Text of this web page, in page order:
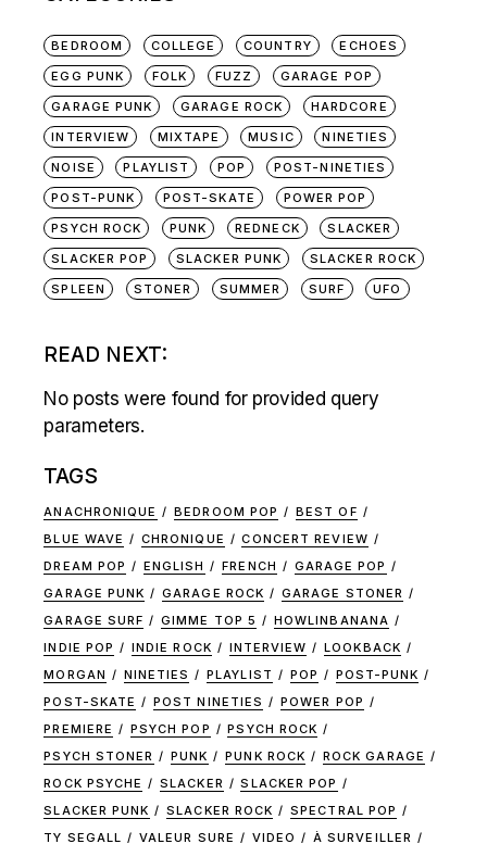
BEDROOM COLLEGE COUNTRY
ECHOES
EGG PUNK
FOLK FUZZ
GARAGE POP
GARAGE PUNK
GARAGE ROCK
HARDCORE
INTERVIEW
MIXTAPE MUSIC
NINETIES
NOISE
PLAYLIST POP
POST-NINETIES
POST-PUNK
POST-SKATE
POWER POP
PSYCH ROCK
PUNK REDNECK
SLACKER
SLACKER POP
SLACKER PUNK
SLACKER ROCK
SPLEEN
STONER SUMMER SURF UFO
READ NEXT:
No posts were found for provided query
parameters.
TAGS
ANACHRONIQUE BEDROOM POP
BEST OF
BLUE WAVE
CHRONIQUE
CONCERT REVIEW
DREAM POP
ENGLISH FRENCH
GARAGE POP
GARAGE PUNK
GARAGE ROCK
GARAGE STONER
GARAGE SURF
GIMME TOP 5
HOWLINBANANA
INDIE POP
INDIE ROCK INTERVIEW
LOOKBACK
MORGAN
NINETIES PLAYLIST POP
POST-PUNK
POST-SKATE
POST NINETIES
POWER POP
PREMIERE
PSYCH POP
PSYCH ROCK
PSYCH STONER
PUNK PUNK ROCK
ROCK GARAGE
ROCK PSYCHE
SLACKER
SLACKER POP
SLACKER PUNK
SLACKER ROCK
SPECTRAL POP
TY SEGALL
VALEUR SURE VIDEO À SURVEILLER